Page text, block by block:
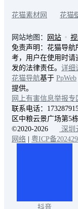
花猫素材网 花猫
网站地图： 网站
免责声明：花猫导
考，用户在使用时请
发的法律责任。 详细
花猫导航基于 PpWeb
提供。
网上有害信息举报专
联系电话：
区中粮云景广场第5
©2020-2026
深圳
网络
粤ICP备
抖音